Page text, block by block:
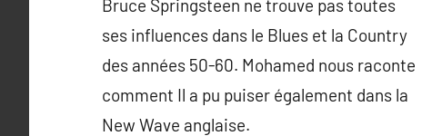
Bruce Springsteen ne trouve pas toutes
ses influences dans le Blues et la Country
des années 50-60. Mohamed nous raconte
comment Il a pu puiser également dans la
New Wave anglaise.